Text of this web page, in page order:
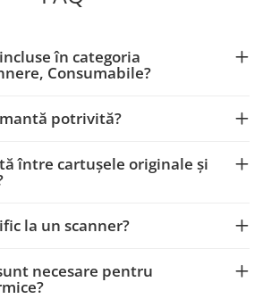
în categoria
Consumabile?
potrivită?
între cartușele originale și
la un scanner?
necesare pentru